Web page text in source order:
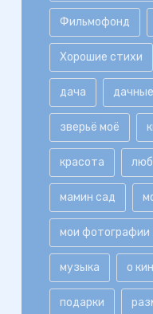
Фильмофонд
Хорошие стихи
дача
зверьё моё
красота
мамин сад
мои фотографии
музыка о
подарки